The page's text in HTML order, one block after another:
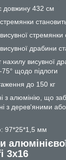
довжину 432 см
стремянки
драбини
висувної
75° щодо підлоги
до 150 кг
з алюмінію, що
з дерев'яними
97*25*1,5 мм
3x16